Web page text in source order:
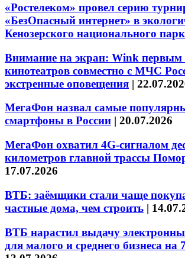
«Ростелеком» провел серию
«БезОпасный интернет» в
Кенозерского национального
Внимание на экран: Wink первым
кинотеатров совместно с МЧС
экстренные оповещения |
МегаФон назвал самые
смартфоны в России | 20.07.2026
МегаФон охватил 4G-сигналом
километров главной трассы
17.07.2026
ВТБ: заёмщики стали чаще
частные дома, чем строить |
ВТБ нарастил выдачу
для малого и среднего бизнеса на